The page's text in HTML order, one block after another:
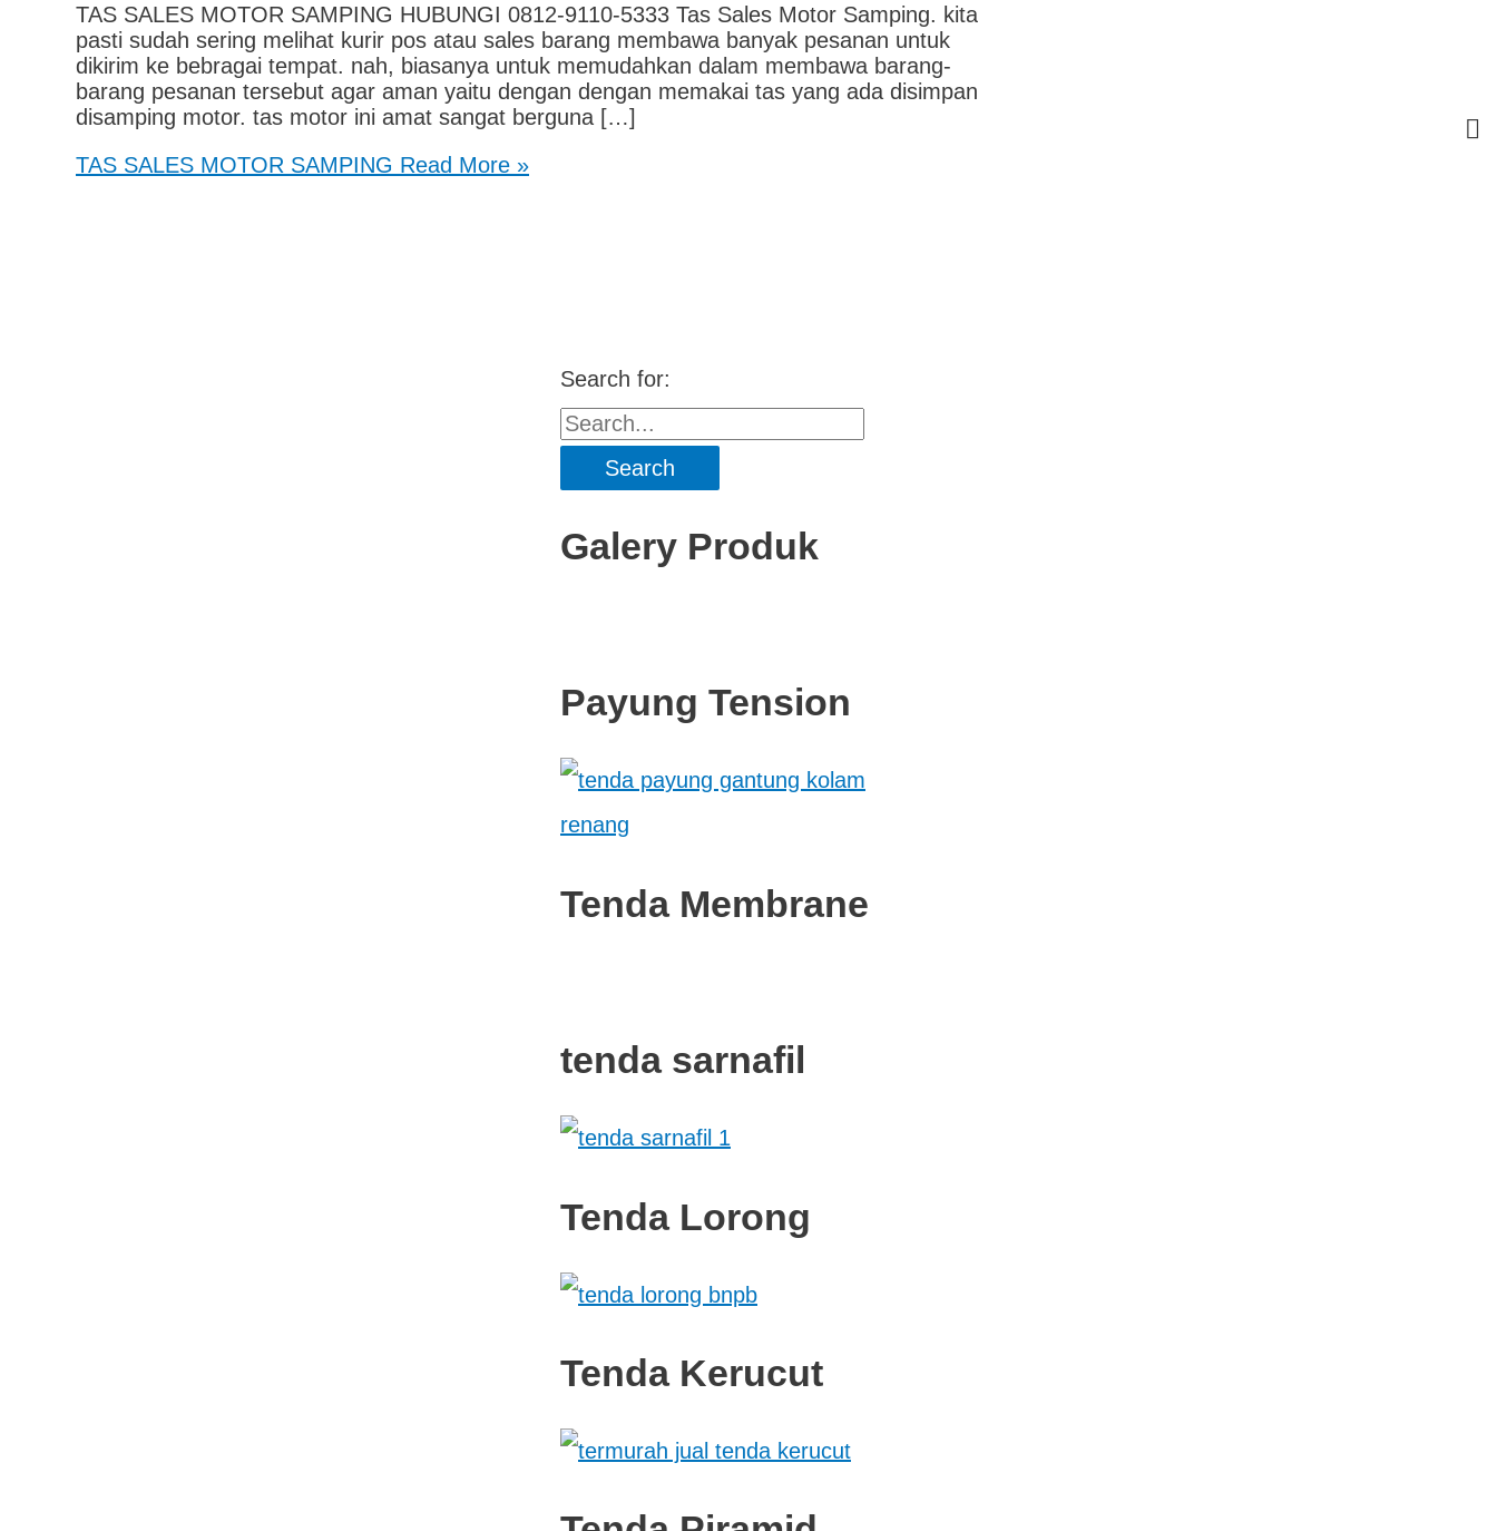
TAS SALES MOTOR SAMPING HUBUNGI 0812-9110-5333 Tas Sales Motor Samping. kita
pasti sudah sering melihat kurir pos atau sales barang membawa banyak pesanan untuk
dikirim ke bebragai tempat. nah, biasanya untuk memudahkan dalam membawa barang-
barang pesanan tersebut agar aman yaitu dengan dengan memakai tas yang ada disimpan
disamping motor. tas motor ini amat sangat berguna […]
TAS SALES MOTOR SAMPING Read More »
Search for:
Galery Produk
Payung Tension
Tenda Membrane
tenda sarnafil
Tenda Lorong
Tenda Kerucut